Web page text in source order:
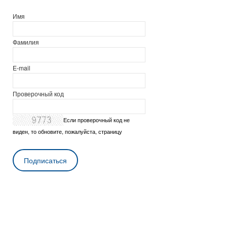
Имя
Фамилия
E-mail
Проверочный код
Если проверочный код не
виден, то обновите, пожалуйста, страницу